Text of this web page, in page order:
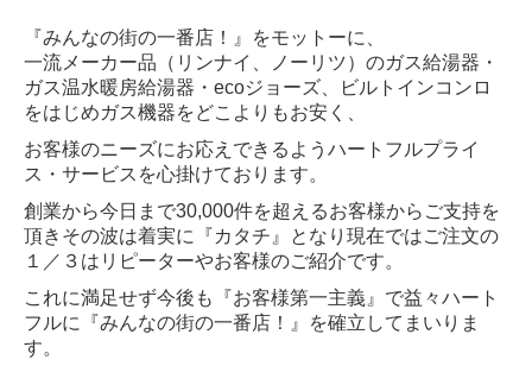
『みんなの街の一番店！』をモットーに、
一流メーカー品（リンナイ、ノーリツ）のガス給湯器・
ガス温水暖房給湯器・ecoジョーズ、ビルトインコンロ
をはじめガス機器をどこよりもお安く、
お客様のニーズにお応えできるようハートフルプライ
ス・サービスを心掛けております。
創業から今日まで30,000件を超えるお客様からご支持を
頂きその波は着実に『カタチ』となり現在ではご注文の
１／３はリピーターやお客様のご紹介です。
これに満足せず今後も『お客様第一主義』で益々ハート
フルに『みんなの街の一番店！』を確立してまいりま
す。